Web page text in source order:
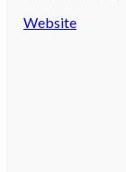
Website